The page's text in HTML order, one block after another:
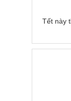
Tết này